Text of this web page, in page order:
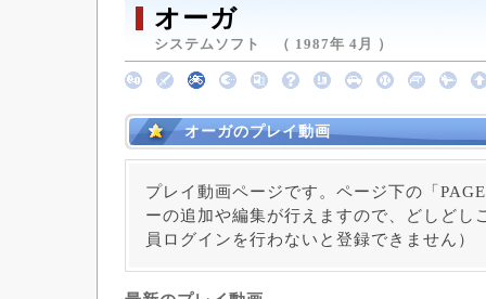
オーガ
システムソフト （ 1987年 4月 ）
オーガのプレイ動画
プレイ動画ページです。ページ下の「
ーの追加や編集が行えますので、どしどし
員ログインを行わないと登録できません）